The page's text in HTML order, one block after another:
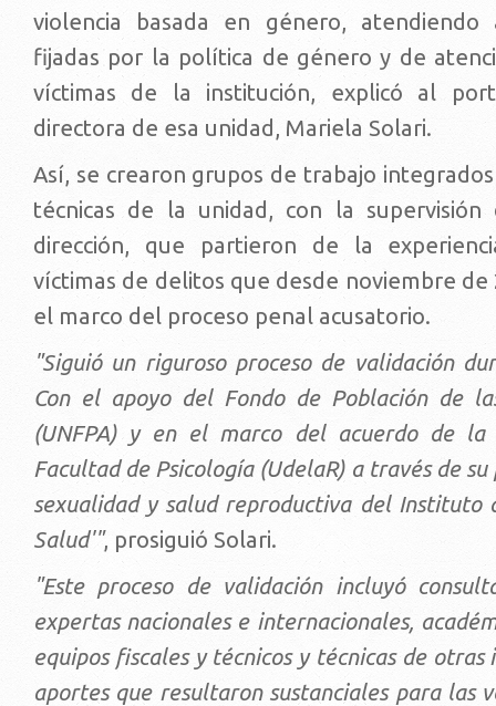
violencia basada en género, atendiendo
fijadas por la política de género y de
víctimas de la institución, explicó al
directora de esa unidad, Mariela Solari.
Así, se crearon grupos de trabajo
técnicas de la unidad, con la
dirección, que partieron de la
víctimas de delitos que desde noviembre de
el marco del proceso penal acusatorio.
"Siguió un riguroso proceso de validación
Con el apoyo del Fondo de Población de
(UNFPA) y en el marco del acuerdo de la
Facultad de Psicología (UdelaR) a través de
sexualidad y salud reproductiva del Instituto
Salud'", prosiguió Solari.
"Este proceso de validación incluyó
expertas nacionales e internacionales,
equipos fiscales y técnicos y técnicas de otras
aportes que resultaron sustanciales para las